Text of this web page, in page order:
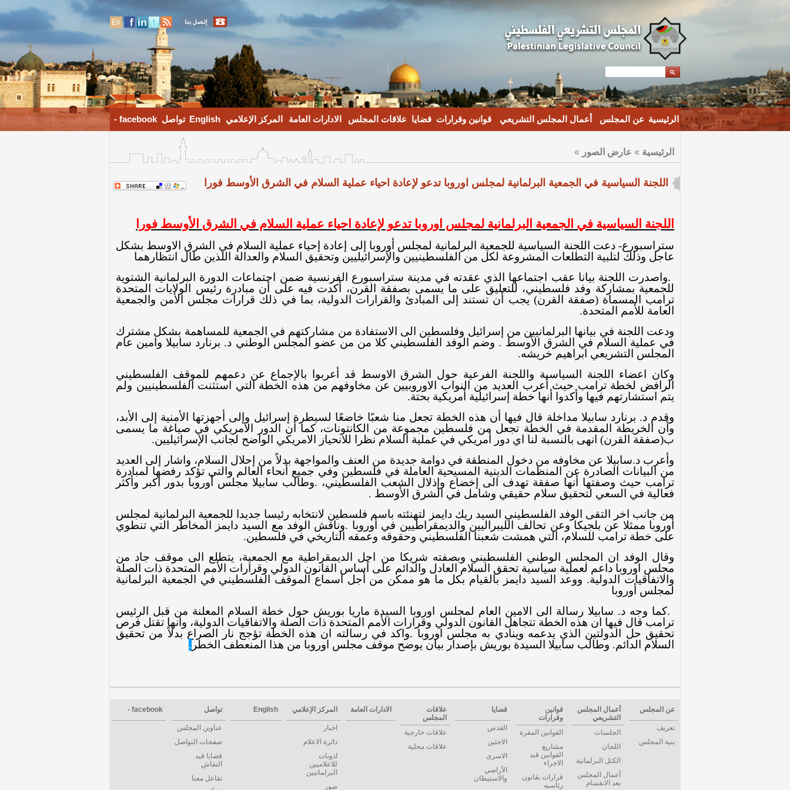
En
الرئيسية عن المجلس أعمال المجلس التشريعي قوانين وقرارات قضايا علاقات المجلس الادارات العامة المركز الإعلامي English تواصل facebook -
الرئيسية » عارض الصور »
اللجنة السياسية في الجمعية البرلمانية لمجلس اوروبا تدعو لإعادة احياء عملية السلام في الشرق الأوسط فورا
اللجنة السياسية في الجمعية البرلمانية لمجلس اوروبا تدعو لإعادة احياء عملية السلام في الشرق الأوسط فورا
ستراسبورع- دعت اللجنة السياسية للجمعية البرلمانية لمجلس أوروبا
لى إعادة إحياء عملية السلام في الشرق الاوسط بشكل
عاجل وذلك لتلبية التطلعات المشروعة لكل من الفلسطينيين والإسرائيليين وتحقيق السلام والعدالة اللذين طال انتظارهما
.واصدرت اللجنة بيانا عقب اجتماعها الذي عقدته في مدينة ستراسبورع الفرنسية ضمن اجتماعات الدورة البرلمانية الشتوية
للجمعية بمشاركة وفد فلسطيني، للتعليق على ما يسمى بصفقة القرن، أكدت فيه على أن مبادرة رئيس الولايات المتحدة
ترامب المسماة (صفقة القرن) يجب أن تستند إلى المبادئ والقرارات الدولية، بما في ذلك قرارات مجلس الأمن والجمعية
العامة للأمم المتحدة.
ودعت اللجنة في بيانها البرلمانيين من إسرائيل وفلسطين الى الاستفادة من مشاركتهم في الجمعية للمساهمة بشكل مشترك
في عملية السلام في الشرق الأوسط . وضم الوفد الفلسطيني كلا من من عضو المجلس الوطني د. برنارد سابيلا وامين عام
المجلس التشريعي ابراهيم خريشه.
وكان اعضاء اللجنة السياسية واللجنة الفرعية حول الشرق الاوسط قد أعربوا بالإجماع عن دعمهم للموقف الفلسطيني
الرافض لخطة ترامب حيث أعرب العديد من النواب الاوروبيين عن مخاوفهم من هذه الخطة التي استثنت الفلسطينيين ولم
يتم استشارتهم فيها وأكدوا أنها خطة إسرائيلية أمريكية بحتة.
وقدم د. برنارد سابيلا مداخلة قال فيها أن هذه الخطة تجعل منا شعبًا خاضعًا لسيطرة إسرائيل وإلى أجهزتها الأمنية إلى الأبد،
وأن الخريطة المقدمة في الخطة تجعل من فلسطين مجموعة من الكانتونات، كما أن الدور الامريكي في صياغة ما يسمى
ب(صفقة القرن) انهى بالنسبة لنا اي دور أمريكي في عملية السلام نظرا للانحياز الامريكي الواضح لجانب الإسرائيليين.
وأعرب د.سابيلا عن مخاوفه من دخول المنطقة في دوامة جديدة من العنف والمواجهة بدلاً من إحلال السلام، واشار إلى العديد
من البيانات الصادرة عن المنظمات الدينية المسيحية العاملة في فلسطين وفي جميع أنحاء العالم والتي تؤكد رفضها لمبادرة
ترامب حيث وصفتها أنها صفقة تهدف الى إخضاع وإذلال الشعب الفلسطيني، .وطالب سابيلا مجلس أوروبا بدور اكبر وأكثر
فعالية في السعي لتحقيق سلام حقيقي وشامل في الشرق الأوسط .
من جانب اخر التقى الوفد الفلسطيني السيد ريك دايمز لتهنئته باسم فلسطين لانتخابه رئيسا جديدا للجمعية البرلمانية لمجلس
أوروبا ممثلا عن بلجيكا وعن تحالف الليبراليين والديمقراطيين في أوروبا .وناقش الوفد مع السيد دايمز المخاطر التي تنطوي
على خطة ترامب للسلام، التي همشت شعبنا الفلسطيني وحقوقه وعمقه التاريخي في فلسطين.
وقال الوفد ان المجلس الوطني الفلسطيني وبصفته شريكا من اجل الديمقراطية مع الجمعية، يتطلع الى موقف جاد من
مجلس اوروبا داعم لعملية سياسية تحقق السلام العادل والدائم على أساس القانون الدولي وقرارات الأمم المتحدة ذات الصلة
والاتفاقيات الدولية. ووعد السيد دايمز بالقيام بكل ما هو ممكن من أجل اسماع الموقف الفلسطيني في الجمعية البرلمانية
لمجلس أوروبا
.كما وجه د. سابيلا رسالة الى الامين العام لمجلس اوروبا السيدة ماريا بوريش حول خطة السلام المعلنة من قبل الرئيس
ترامب قال فيها ان هذه الخطة تتجاهل القانون الدولي وقرارات الأمم المتحدة ذات الصلة والاتفاقيات الدولية، وانها تقتل فرص
تحقيق حل الدولتين الذي يدعمه وينادي به مجلس اوروبا .واكد في رسالته ان هذه الخطة تؤجج نار الصراع بدلاً من تحقيق
السلام الدائم. وطالب سابيلا السيدة بوريش بإصدار بيان يوضح موقف مجلس اوروبا من هذا المنعطف الخطر .
عن المجلس
تعريف
بنية المجلس
أعمال المجلس
التشريعي
الجلسات
اللجان
الكتل البرلمانية
أعمال المجلس
بعد الانقسام
قوانين
وقرارات
القوانين المقرة
مشاريع
القوانين قيد
الاجراء
قرارات بقانون
رئاسيه
قضايا
القدس
الاجئين
الاسرى
الأراضي
والاستيطان
علاقات
المجلس
علاقات خارجية
علاقات محلية
الادارات العامة المركز الإعلامي
اخبار
دائرة الاعلام
اذونات
للاعلاميين
البرلمانيين
صور
English تواصل
عناوين المجلس
صفحات التواصل
قضايا قيد
النقاش
تفاعل معنا
facebook -